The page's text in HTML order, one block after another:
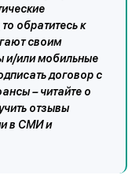
обратитесь к
своим
и/или мобильные
договор с
– читайте о
отзывы
в СМИ и